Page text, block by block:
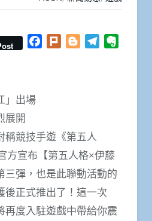
Facebook
Plurk BloggerTelegram
」出場
展開
稱競技手遊《第五人
方宣布【第五人格×伊藤
三彈，也是此聯動活動的
後正式推出了！這一次
再度入駐遊戲中帶給你震